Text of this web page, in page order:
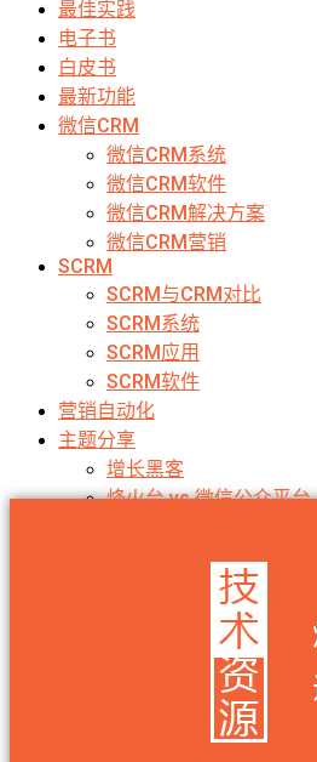
最佳实践
电子书
白皮书
最新功能
微信CRM
微信CRM系统
微信CRM软件
微信CRM解决方案
微信CRM营销
SCRM
SCRM与CRM对比
SCRM系统
SCRM应用
SCRM软件
营销自动化
主题分享
增长黑客
烽火台 vs 微信公众平台